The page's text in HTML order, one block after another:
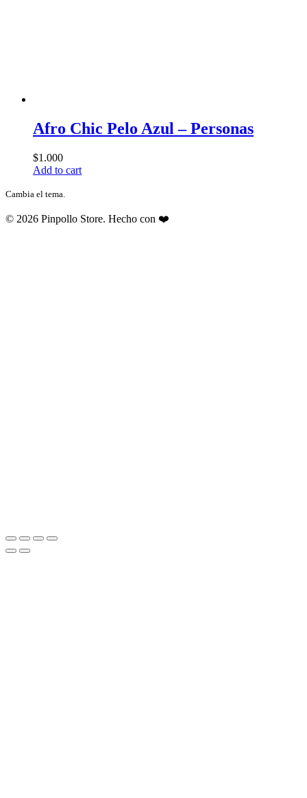
Afro Chic Pelo Azul – Personas
$1.000
Add to cart
Cambia el tema.
© 2026 Pinpollo Store. Hecho con ❤️